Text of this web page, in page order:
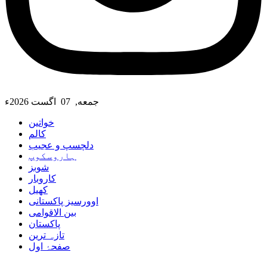
جمعه, 07 اگست 2026ء
خواتین
کالم
دلچسپ و عجیب
ہاروسکوپ
شوبز
کاروبار
کھیل
اوورسیز پاکستانی
بین الاقوامی
پاکستان
تازہ ترین
صفحۂ اول